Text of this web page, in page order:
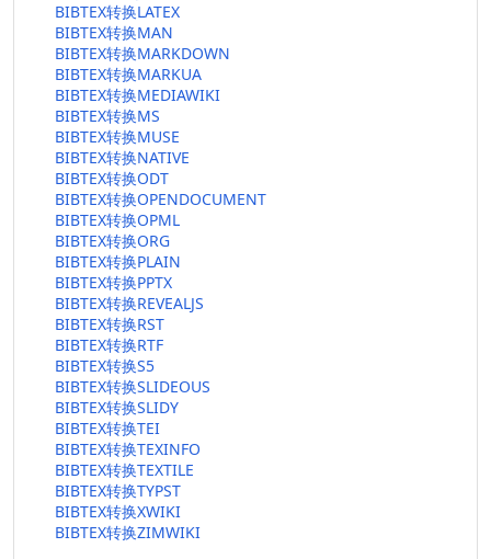
BIBTEX转换LATEX
BIBTEX转换MAN
BIBTEX转换MARKDOWN
BIBTEX转换MARKUA
BIBTEX转换MEDIAWIKI
BIBTEX转换MS
BIBTEX转换MUSE
BIBTEX转换NATIVE
BIBTEX转换ODT
BIBTEX转换OPENDOCUMENT
BIBTEX转换OPML
BIBTEX转换ORG
BIBTEX转换PLAIN
BIBTEX转换PPTX
BIBTEX转换REVEALJS
BIBTEX转换RST
BIBTEX转换RTF
BIBTEX转换S5
BIBTEX转换SLIDEOUS
BIBTEX转换SLIDY
BIBTEX转换TEI
BIBTEX转换TEXINFO
BIBTEX转换TEXTILE
BIBTEX转换TYPST
BIBTEX转换XWIKI
BIBTEX转换ZIMWIKI